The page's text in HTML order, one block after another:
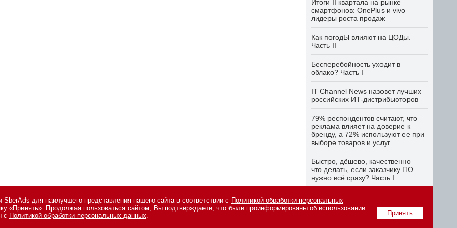
Итоги II квартала на рынке
смартфонов: OnePlus и vivo —
лидеры роста продаж
Как погодЫ влияют на ЦОДы.
Часть II
Бесперебойность уходит в
облако? Часть I
IT Channel News назовет лучших
российских ИТ-дистрибьюторов
79% респондентов считают, что
реклама влияет на доверие к
бренду, а 72% используют ее при
выборе товаров и услуг
Быстро, дёшево, качественно —
что делать, если заказчику ПО
нужно всё сразу? Часть I
данных,информация об авторских правах и порядке использования материалов сайта
495 974-22-60 (доб. 1500). Факс: +7 495 974-22-63. E-mail:
Принять
для наилучшего представления нашего сайта в соответствии с Политикой обработки персональных
«Принять». Продолжая пользоваться сайтом, Вы подтверждаете, что были проинформированы об использовании
с Политикой обработки персональных данных.